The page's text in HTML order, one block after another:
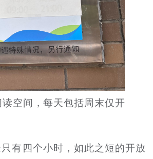
空间，每天包括周末仅开
有四个小时，如此之短的开放